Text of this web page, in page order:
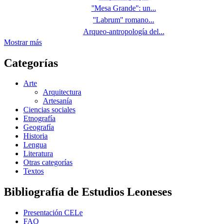
''Mesa Grande'': un...
''Labrum'' romano...
Arqueo-antropología del...
Mostrar más
Categorías
Arte
Arquitectura
Artesanía
Ciencias sociales
Etnografía
Geografía
Historia
Lengua
Literatura
Otras categorías
Textos
Bibliografía de Estudios Leoneses
Presentación CELe
FAQ